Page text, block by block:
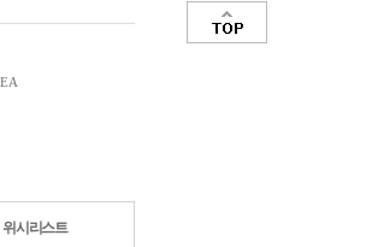
위시리스트